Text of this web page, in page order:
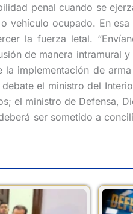
penal cuando se
ocupado. En
la fuerza letal.
de manera intramural
implementación de
el ministro del
el ministro de Defensa,
ser sometido a